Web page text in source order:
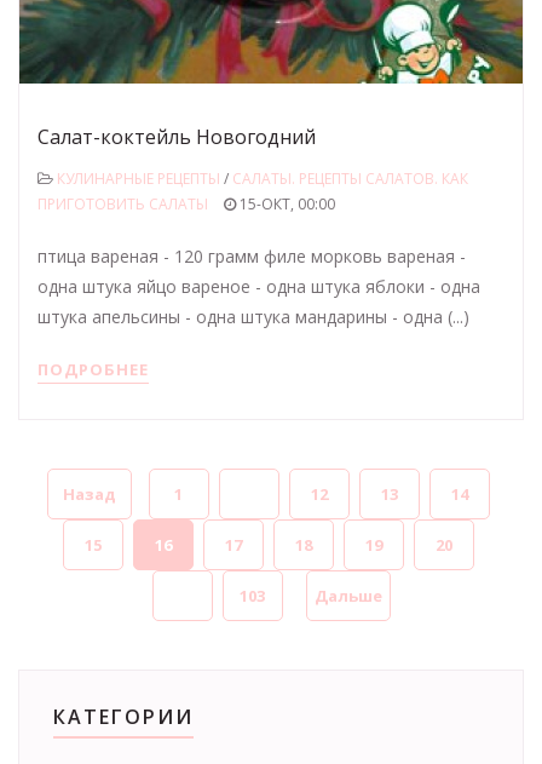
Салат-коктейль Новогодний
КУЛИНАРНЫЕ РЕЦЕПТЫ / САЛАТЫ. РЕЦЕПТЫ САЛАТОВ. КАК
ПРИГОТОВИТЬ САЛАТЫ
15-ОКТ, 00:00
птица вареная - 120 грамм филе морковь вареная -
одна штука яйцо вареное - одна штука яблоки - одна
штука апельсины - одна штука мандарины - одна (...)
ПОДРОБНЕЕ
Назад 1 12 13 14
15 16 17 18 19 20
103 Дальше
КАТЕГОРИИ